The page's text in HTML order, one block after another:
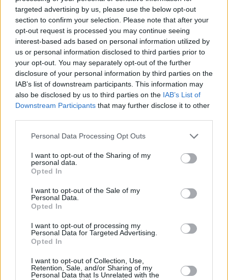
targeted advertising by us, please use the below opt-out
section to confirm your selection. Please note that after your
opt-out request is processed you may continue seeing
interest-based ads based on personal information utilized by
us or personal information disclosed to third parties prior to
your opt-out. You may separately opt-out of the further
disclosure of your personal information by third parties on the
IAB’s list of downstream participants. This information may
also be disclosed by us to third parties on the IAB’s List of
Downstream Participants that may further disclose it to other
Personal Data Processing Opt Outs
I want to opt-out of the Sharing of my
personal data.
Opted In
I want to opt-out of the Sale of my
Personal Data.
Opted In
I want to opt-out of processing my
Personal Data for Targeted Advertising.
Opted In
I want to opt-out of Collection, Use,
Retention, Sale, and/or Sharing of my
Personal Data that Is Unrelated with the
A- A±
αιγίδα τηςΠεριφέρειας Αττικής, τουΣΕΓΑΣ, τηςΓενικής
Γραμματείας Αθλητισμούκαι εντάσσεται στις δράσεις
τουBe Active Hellas.
Εγγραφείτε στο Stivostime των